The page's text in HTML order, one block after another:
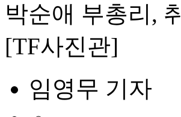
박순애 부총리,
[TF사진관]
임영무 기자